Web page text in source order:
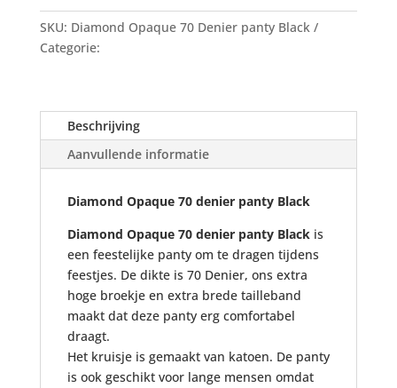
SKU: Diamond Opaque 70 Denier panty Black
Categorie:
Beschrijving
Aanvullende informatie
Diamond Opaque 70 denier panty Black
Diamond Opaque 70 denier panty Blackis
een feestelijke panty om te dragen tijdens
feestjes. De dikte is 70 Denier, ons extra
hoge broekje en extra brede tailleband
maakt dat deze panty erg comfortabel
draagt.
Het kruisje is gemaakt van katoen. De panty
is ook geschikt voor lange mensen omdat